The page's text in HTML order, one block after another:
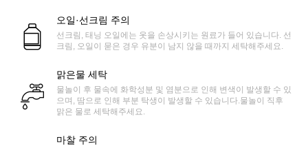
오일·선크림 주의
선크림, 태닝 오일에는 옷을 손상시키는 원료가 들어 있습니다. 선
크림, 오일이 묻은 경우 유분이 남지 않을 때까지 세탁해주세요.
맑은물 세탁
물놀이 후 물속에 화학성분 및 염분으로 인해 변색이 발생할 수 있
으며, 땀으로 인해 부분 탁생이 발생할 수 있습니다.물놀이 직후
맑은 물로 세탁해주세요.
마찰 주의